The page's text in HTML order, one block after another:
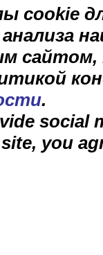
cookie
.
social
you